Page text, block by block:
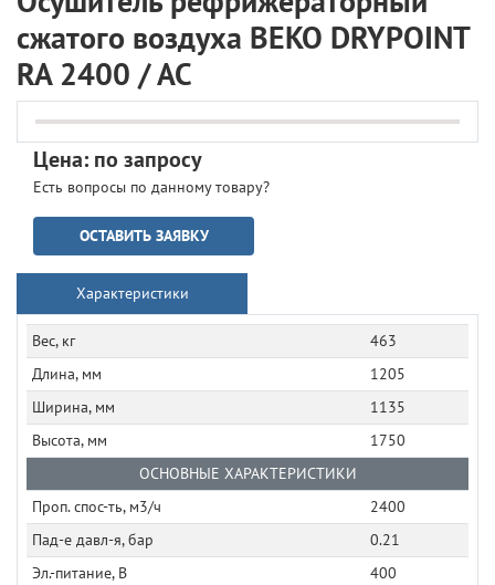
сжатого воздуха BEKO DRYPOINT
RA 2400 / AC
Цена: по запросу
Есть вопросы по данному товару?
ОСТАВИТЬ ЗАЯВКУ
Характеристики
Вес, кг
463
Длина, мм
1205
Ширина, мм
1135
Высота, мм
1750
ОСНОВНЫЕ ХАРАКТЕРИСТИКИ
Проп. спос-ть, м3/ч
2400
Пад-е давл-я, бар
0.21
Эл.-питание, В
400